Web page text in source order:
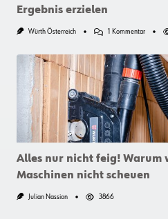
Ergebnis erzielen
Würth Österreich 1 KommentarZu
Mit
Silikon
Ein
Ergebnis
Erzielen
Alles nur nicht feig! Warum
Maschinen nicht scheuen
Julian Nassion 3866